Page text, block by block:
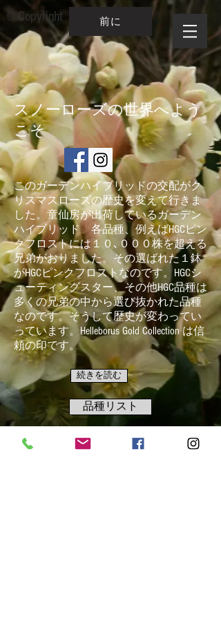
© Copyright 前に
​スノーローズの世界へよう
こそ
このガーデンハイブリッドの交配がク
リスマスローズの歴史を変えて行きま
した。童仙房が出荷しているガーデン
ハイブリッド 各品種、例えばHGCピン
クフロストには１０､０００株を超える
兄弟がおりました。その選ばれた１鉢
がHGCピンクフロストなのです。HGCシ
ューティングスター、その他HGC品種は
多くの兄弟の中から選び抜かれた品種
なのです。そうして歴史が変わってい
っています。Helleborus Gold Collection は信
頼の印です。
続きを読む
品種リスト